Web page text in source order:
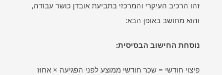
זהו הרכיב העיקרי והמרכזי בתביעת אובדן כושר עבודה,
והוא מחושב באופן הבא:
נוסחת החישוב הבסיסית:
פיצוי חודשי = שכר חודשי ממוצע לפני הפגיעה × אחוז